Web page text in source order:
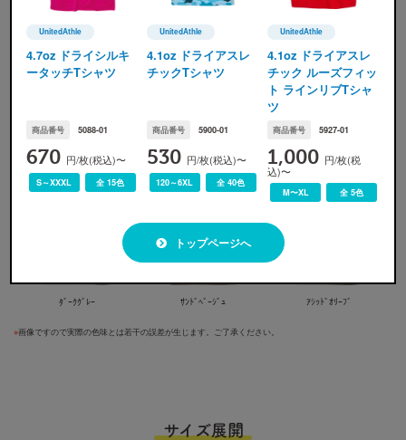
ﾎﾜｲﾄ ﾌﾞﾗｯｸ ﾈｲﾋﾞｰ
ﾀﾞｰｸｸﾞﾚｰ ｻﾝﾄﾞﾍﾞｰｼﾞｭ ｱｼｯﾄﾞｵﾘｰﾌﾞ
※画像ですので実際の色味とは若干の誤差が生じます。ご了承ください。
サイズ展開
UnitedAthle
UnitedAthle(ユナイテッドアスレ)
4.7oz ドライシルキ
ータッチTシャツ
商品番号 5088-01
670 円/枚(税込)〜
S～XXXL 全 15色
UnitedAthle
UnitedAthle(ユナイテッドアスレ)
4.1oz ドライアスレ
チックTシャツ
商品番号 5900-01
530 円/枚(税込)〜
120～6XL 全 40色
UnitedAthle
UnitedAthle(ユナイテッ
4.1oz ドライアスレ
チック ルーズフィッ
ト ラインリブTシャ
ツ
商品番号 5927-01
1,000 円/枚(税
込)〜
M〜XL 全 5色
トップページへ